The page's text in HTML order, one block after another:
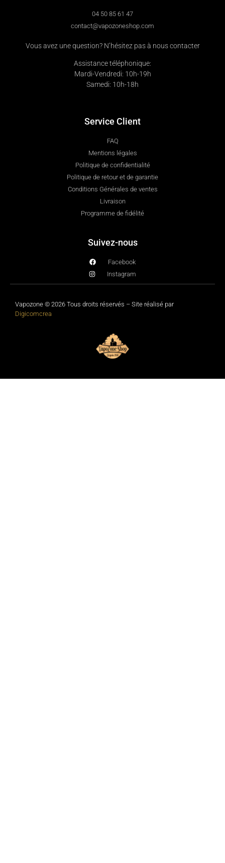
04 50 85 61 47
contact@vapozoneshop.com
Vous avez une question? N’hésitez pas à nous contacter
Assistance téléphonique:
Mardi-Vendredi: 10h-19h
Samedi: 10h-18h
Service Client
FAQ
Mentions légales
Politique de confidentialité
Politique de retour et de garantie
Conditions Générales de ventes
Livraison
Programme de fidélité
Suivez-nous
Facebook
Instagram
Vapozone © 2026 Tous droits réservés – Site réalisé par
Digicomcrea